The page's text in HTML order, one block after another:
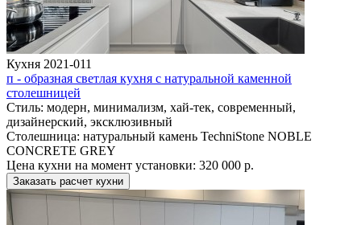
Кухня 2021-011
п - образная светлая кухня с натуральной каменной
столешницей
Стиль: модерн, минимализм, хай-тек, современный,
дизайнерский, эксклюзивный
Столешница: натуральный камень TechniStone NOBLE
CONCRETE GREY
Цена кухни на момент установки: 320 000 р.
Заказать расчет кухни